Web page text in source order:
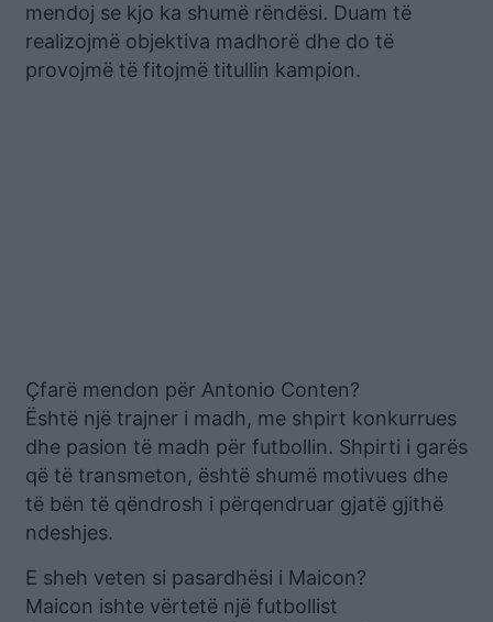
mendoj se kjo ka shumë rëndësi. Duam të
realizojmë objektiva madhorë dhe do të
provojmë të fitojmë titullin kampion.
Çfarë mendon për Antonio Conten?
Është një trajner i madh, me shpirt konkurrues
dhe pasion të madh për futbollin. Shpirti i garës
që të transmeton, është shumë motivues dhe
të bën të qëndrosh i përqendruar gjatë gjithë
ndeshjes.
E sheh veten si pasardhësi i Maicon?
Maicon ishte vërtetë një futbollist